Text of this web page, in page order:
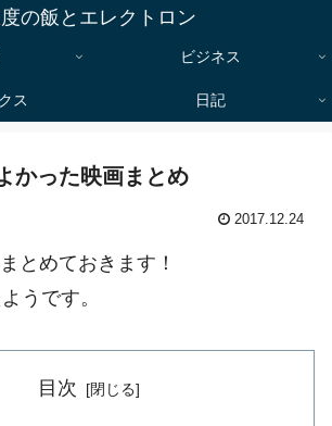
の飯とエレクトロン
ビジネス
ス 日記
かった映画まとめ
2017.12.24
とめておきます！
うです。
目次